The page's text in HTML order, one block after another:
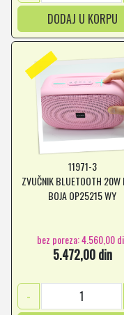
DODAJ U KORPU
11971-3
ZVUČNIK BLUETOOTH 20W
BOJA OP25215 WY
bez poreza: 4.560,00
5.472,00 din
-